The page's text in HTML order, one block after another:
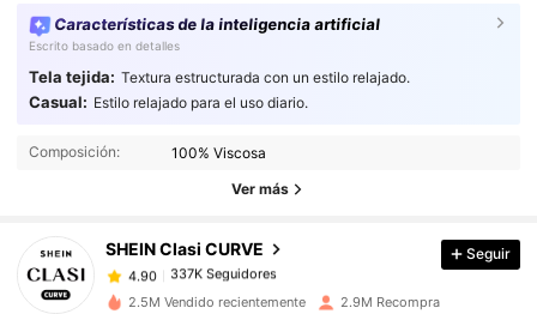
Características de la inteligencia artificial
Escrito basado en detalles
Tela tejida: Textura estructurada con un estilo relajado.
Casual: Estilo relajado para el uso diario.
Composición: 100% Viscosa
Ver más
SHEIN Clasi CURVE
4.90 337K Seguidores
337K Seguidores
337K Seguidores
4.90
337K Seguidores
s***2 seguidoHace 4 horas
4.90
337K Seguidores
Seguir
2.5M Vendido recientemente 2.9M Recompra